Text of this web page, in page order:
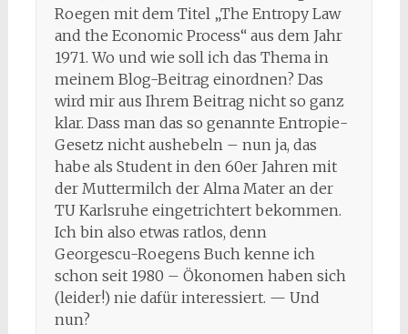
Roegen mit dem Titel „The Entropy Law
and the Economic Process“ aus dem Jahr
1971. Wo und wie soll ich das Thema in
meinem Blog-Beitrag einordnen? Das
wird mir aus Ihrem Beitrag nicht so ganz
klar. Dass man das so genannte Entropie-
Gesetz nicht aushebeln – nun ja, das
habe als Student in den 60er Jahren mit
der Muttermilch der Alma Mater an der
TU Karlsruhe eingetrichtert bekommen.
Ich bin also etwas ratlos, denn
Georgescu-Roegens Buch kenne ich
schon seit 1980 – Ökonomen haben sich
(leider!) nie dafür interessiert. — Und
nun?